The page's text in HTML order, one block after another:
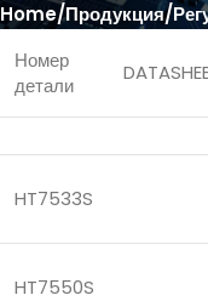
Home Продукция
Номер
детали
HT7533S
HT7550S